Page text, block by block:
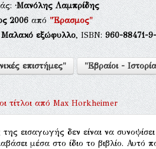
·Μανόλης Λαμπρίδης
2006από"Έρασμος"
Μαλακό εξώφυλλο, ISBN:960-88471-
επιστήμες" "Εβραίοι -
τίτλοι απόMax Horkheimer
εισαγωγής δεν είναι να
μέσα στο ίδιο το βιβλίο. Αυτό